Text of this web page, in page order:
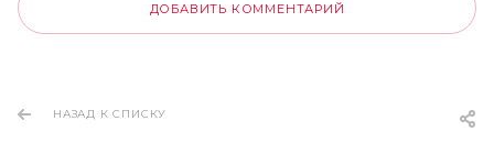
ДОБАВИТЬ КОММЕНТАРИЙ
НАЗАД К СПИСКУ